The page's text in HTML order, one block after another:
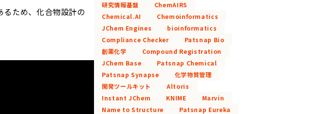
ため、化合物設計の
研究情報基盤
ChemAIRS
Chemical.AI
Chemoinformatics
JChem Engines
bioinformatics
Compliance Checker
Patsnap Bio
創薬化学
Compound Registration
JChem Base
Patsnap Chemical
Patsnap Synapse
化学物質管理
開発ツールキット
Altoris
Instant JChem
KNIME
Marvin
Name to Structure
Patsnap Eureka